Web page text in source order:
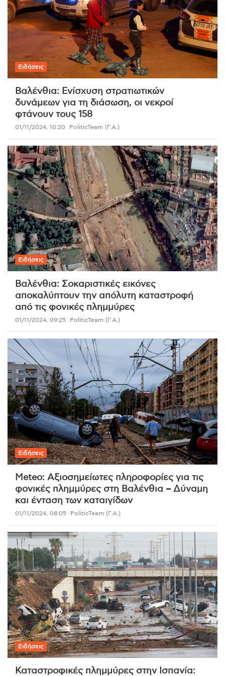
Ειδήσεις
Βαλένθια: Ενίσχυση στρατιωτικών
δυνάμεων για τη διάσωση, οι νεκροί
φτάνουν τους 158
01/11/2024, 10:20 PoliticTeam (Γ.Α.)
Ειδήσεις
Βαλένθια: Σοκαριστικές εικόνες
αποκαλύπτουν την απόλυτη καταστροφή
από τις φονικές πλημμύρες
01/11/2024, 09:25 PoliticTeam (Γ.Α.)
Ειδήσεις
Meteo: Αξιοσημείωτες πληροφορίες για τις
φονικές πλημμύρες στη Βαλένθια – Δύναμη
και ένταση των καταιγίδων
01/11/2024, 08:05 PoliticTeam (Γ.Α.)
Ειδήσεις
Καταστροφικές πλημμύρες στην Ισπανία: